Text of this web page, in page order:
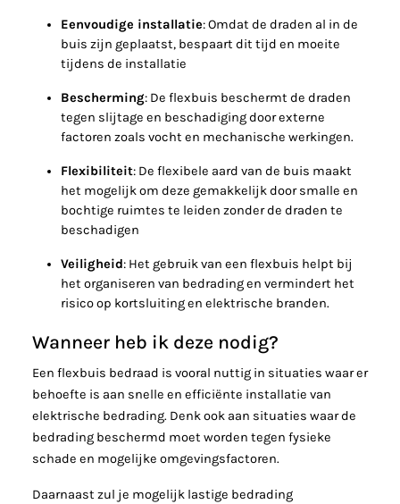
Eenvoudige installatie: Omdat de draden al in de
buis zijn geplaatst, bespaart dit tijd en moeite
tijdens de installatie
Bescherming: De flexbuis beschermt de draden
tegen slijtage en beschadiging door externe
factoren zoals vocht en mechanische werkingen.
Flexibiliteit: De flexibele aard van de buis maakt
het mogelijk om deze gemakkelijk door smalle en
bochtige ruimtes te leiden zonder de draden te
beschadigen
Veiligheid: Het gebruik van een flexbuis helpt bij
het organiseren van bedrading en vermindert het
risico op kortsluiting en elektrische branden.
Wanneer heb ik deze nodig?
Een flexbuis bedraad is vooral nuttig in situaties waar er
behoefte is aan snelle en efficiënte installatie van
elektrische bedrading. Denk ook aan situaties waar de
bedrading beschermd moet worden tegen fysieke
schade en mogelijke omgevingsfactoren.
Daarnaast zul je mogelijk lastige bedrading